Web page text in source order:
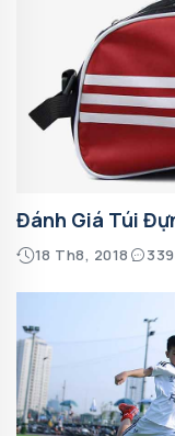
Đánh Giá Túi
18 Th8, 2018